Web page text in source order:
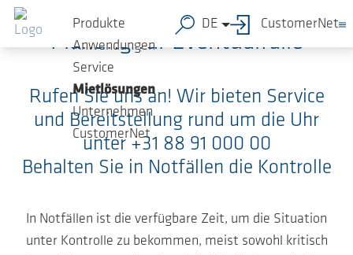
Zum Hauptinhalt springen
Produkte
Anwendungen
Service
Mietlösungen
Unternehmen
CustomerNet
DE CustomerNet
Planung für Eventualfälle
Rufen Sie uns an! Wir bieten Service
und Bereitstellung rund um die Uhr
unter +31 88 91 000 00
Behalten Sie in Notfällen die Kontrolle
In Notfällen ist die verfügbare Zeit, um die Situation
unter Kontrolle zu bekommen, meist sowohl kritisch